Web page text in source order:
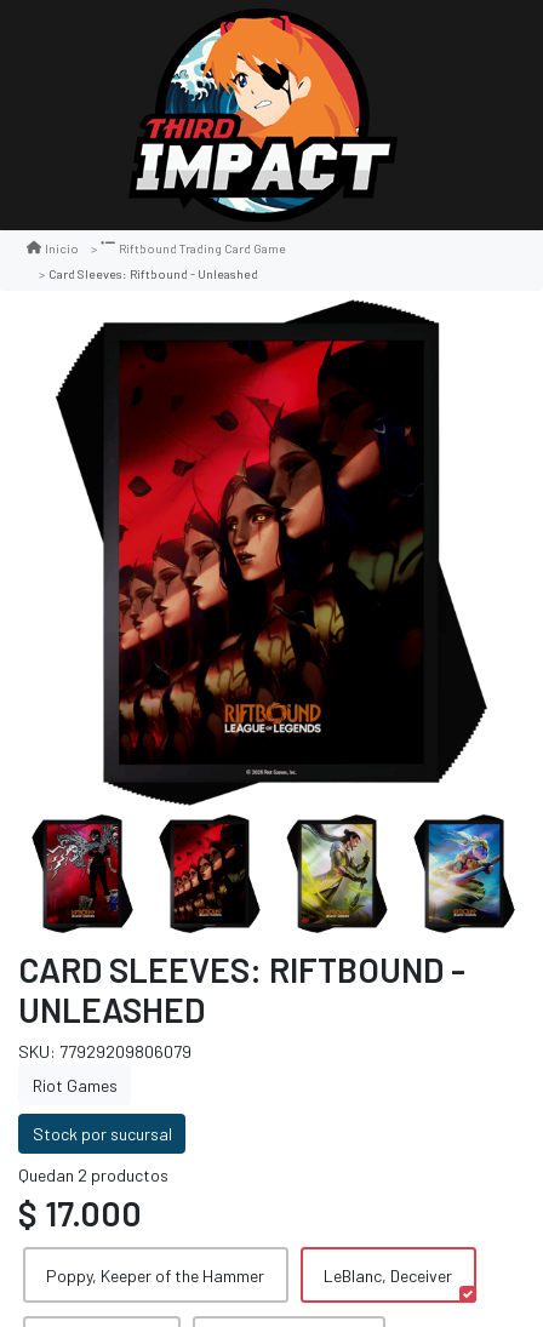
Inicio
Riftbound Trading Card Game
Card Sleeves: Riftbound - Unleashed
CARD SLEEVES: RIFTBOUND -
UNLEASHED
SKU: 77929209806079
Riot Games
Stock por sucursal
Quedan 2 productos
$ 17.000
Poppy, Keeper of the Hammer LeBlanc, Deceiver